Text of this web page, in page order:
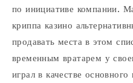
по инициативе компании.
криппа казино
продавать места в этом
временным вратарем у
играл в качестве